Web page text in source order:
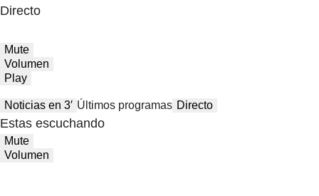
Directo
Mute
Volumen
Play
Noticias en 3′ Últimos programas Directo
Estas escuchando
Mute
Volumen